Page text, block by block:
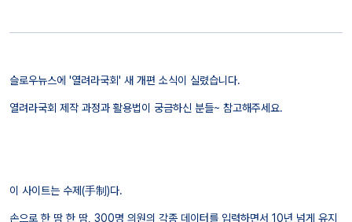
슬로우뉴스에 '열려라국회' 새 개편 소식이 실렸습니다.
열려라국회 제작 과정과 활용법이 궁금하신 분들~ 참고해주세요.
이 사이트는 수제(手制)다.
손으로 한 땀 한 땀, 300명 의원의 각종 데이터를 입력하면서 10년 넘게 유지